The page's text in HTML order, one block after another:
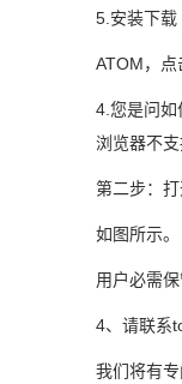
5.安装下载
ATOM，点
4.您是问如
浏览器不
第二步：打
如图所示。
用户必需
4、请联系
我们将有